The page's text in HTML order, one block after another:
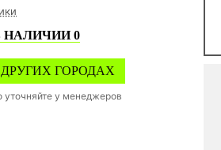
НАЛИЧИИ0
ГОРОДАХ
уточняйте у менеджеров